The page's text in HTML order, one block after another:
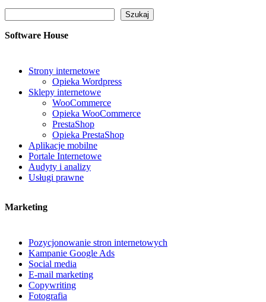
Szukaj
Software House
Strony internetowe
Opieka Wordpress
Sklepy internetowe
WooCommerce
Opieka WooCommerce
PrestaShop
Opieka PrestaShop
Aplikacje mobilne
Portale Internetowe
Audyty i analizy
Usługi prawne
Marketing
Pozycjonowanie stron internetowych
Kampanie Google Ads
Social media
E-mail marketing
Copywriting
Fotografia